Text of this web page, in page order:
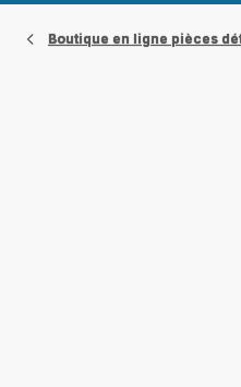
Boutique en ligne pièces